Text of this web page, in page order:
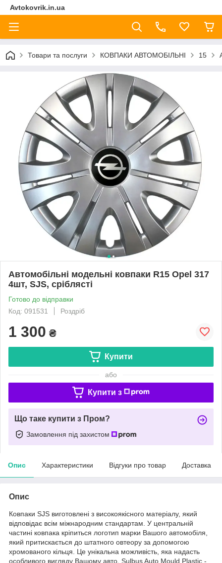
Avtokovrik.in.ua
Товари та послуги КОВПАКИ АВТОМОБІЛЬНІ 15
Автомобільні модельні ковпаки R15 Opel 317
4шт, SJS, сріблясті
Готово до відправки
Код: 091531
Роздріб
1 300 ₴
Купити
або
Купити з
Що таке купити з Пром?
Замовлення під захистом
Опис Характеристики Відгуки про товар Доставка
Опис
Ковпаки SJS виготовлені з високоякісного матеріалу, який
відповідає всім міжнародним стандартам. У центральній
частині ковпака кріпиться логотип марки Вашого автомобіля,
який притискається до штатного овтеору за допомогою
хромованого кільця. Це унікальна можливість, яка надасть
особливого вигляду Вашому авто. Sulbus Auto Mould Plastic -